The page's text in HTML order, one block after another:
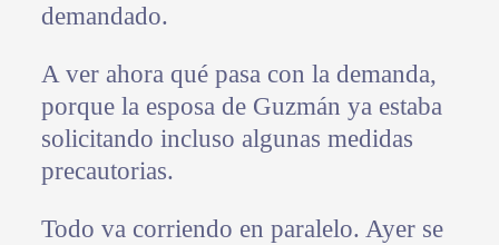
demandado.
A ver ahora qué pasa con la demanda,
porque la esposa de Guzmán ya estaba
solicitando incluso algunas medidas
precautorias.
Todo va corriendo en paralelo. Ayer se